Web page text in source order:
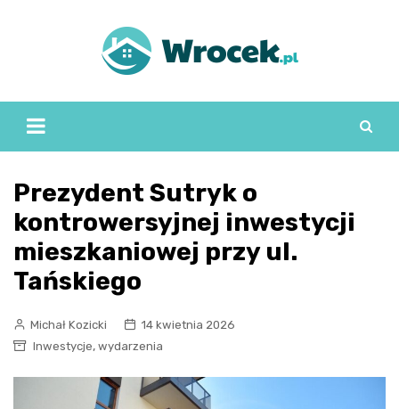
Prezydent Sutryk o
kontrowersyjnej inwestycji
mieszkaniowej przy ul.
Tańskiego
Michał Kozicki
14 kwietnia 2026
Inwestycje, wydarzenia